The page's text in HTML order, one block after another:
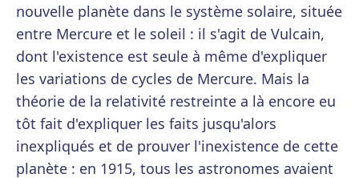
nouvelle planète dans le système solaire, située
entre Mercure et le soleil : il s'agit de Vulcain,
dont l'existence est seule à même d'expliquer
les variations de cycles de Mercure. Mais la
théorie de la relativité restreinte a là encore eu
tôt fait d'expliquer les faits jusqu'alors
inexpliqués et de prouver l'inexistence de cette
planète : en 1915, tous les astronomes avaient